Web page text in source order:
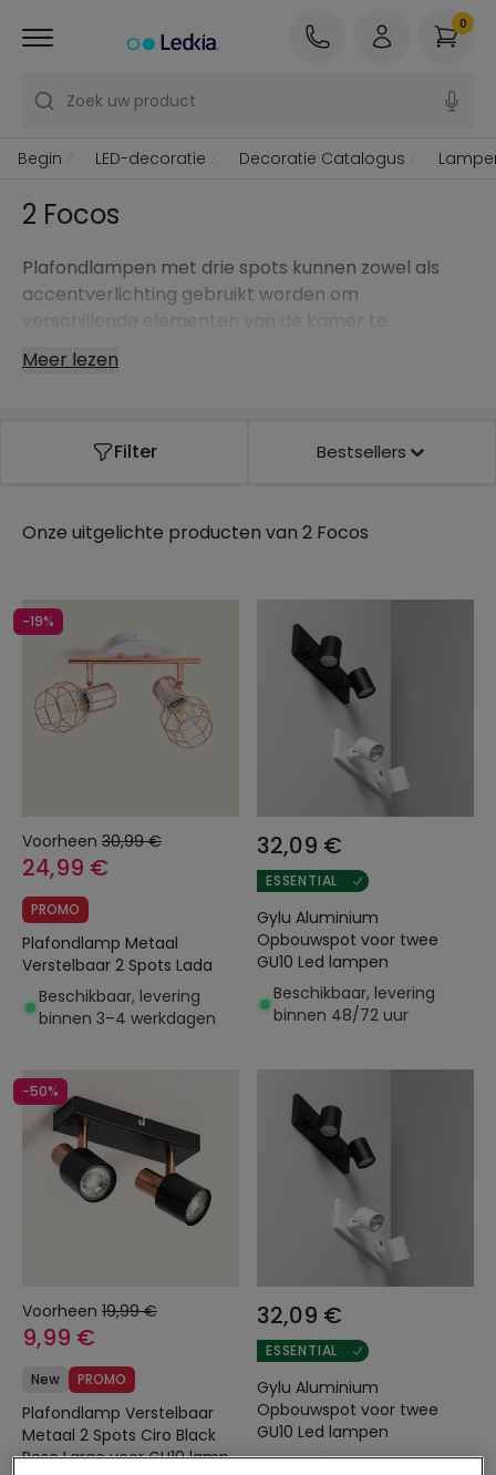
Zoek uw product
0
Begin LED-decoratie Decoratie Catalogus
2 Focos
Plafondlampen met drie spots kunnen zowel als
accentverlichting gebruikt worden om
verschillende elementen van de kamer te
accentueren, maar ook als element voor algemene
verlichting, wat altijd afhankelijk is van hoe de spots
gebruikt, ruimtes waar de verlichting goed verdeeld
Meer lezen
Filter Bestsellers
Onze uitgelichte producten van 2 Focos
-19%
Voorheen 30,99 €
24,99 €
PROMO
Plafondlamp Metaal
Verstelbaar 2 Spots Lada
Beschikbaar, levering
binnen 3–4 werkdagen
32,09 €
ESSENTIAL
Gylu Aluminium
Opbouwspot voor twee
GU10 Led lampen
Beschikbaar, levering
binnen 48/72 uur
-50%
Voorheen 19,99 €
9,99 €
New PROMO
Plafondlamp Verstelbaar
Metaal 2 Spots Ciro Black
Rose Large voor GU10 lamp
32,09 €
ESSENTIAL
Gylu Aluminium
Opbouwspot voor twee
GU10 Led lampen
Beschikbaar, levering